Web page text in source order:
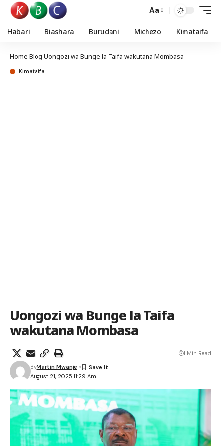
Aa
Habari Biashara Burudani Michezo Kimataifa
Home Blog Uongozi wa Bunge la Taifa wakutana Mombasa
Kimataifa
Uongozi wa Bunge la Taifa
wakutana Mombasa
August 21, 2025 11:29 Am
ByMartin Mwanje
1 Min Read